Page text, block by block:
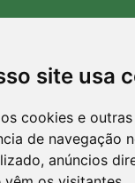
site usa
cookies e
de navegação
anúncios
qualquer